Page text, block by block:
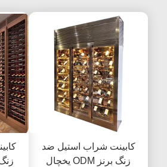
کابینت شراب استیل ضد
زنگ برنز ODM یخچال